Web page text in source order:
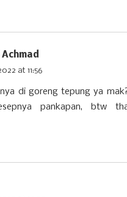
at 11:56
di goreng tepung ya
pankapan, btw